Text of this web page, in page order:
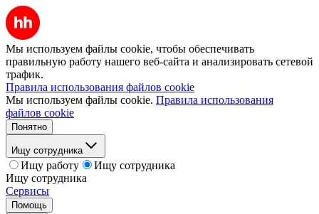
Мы используем файлы cookie, чтобы обеспечивать
правильную работу нашего веб-сайта и анализировать сетевой
трафик.
Правила использования файлов cookie
Мы используем файлы cookie. Правила использования
файлов cookie
Понятно
Ищу сотрудника
Ищу работу
Ищу сотрудника
Ищу сотрудника
Сервисы
Помощь